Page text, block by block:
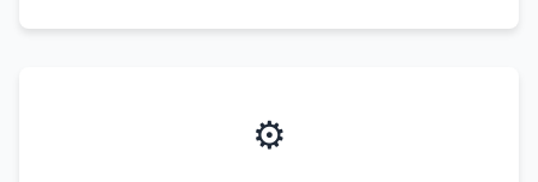
⚙️